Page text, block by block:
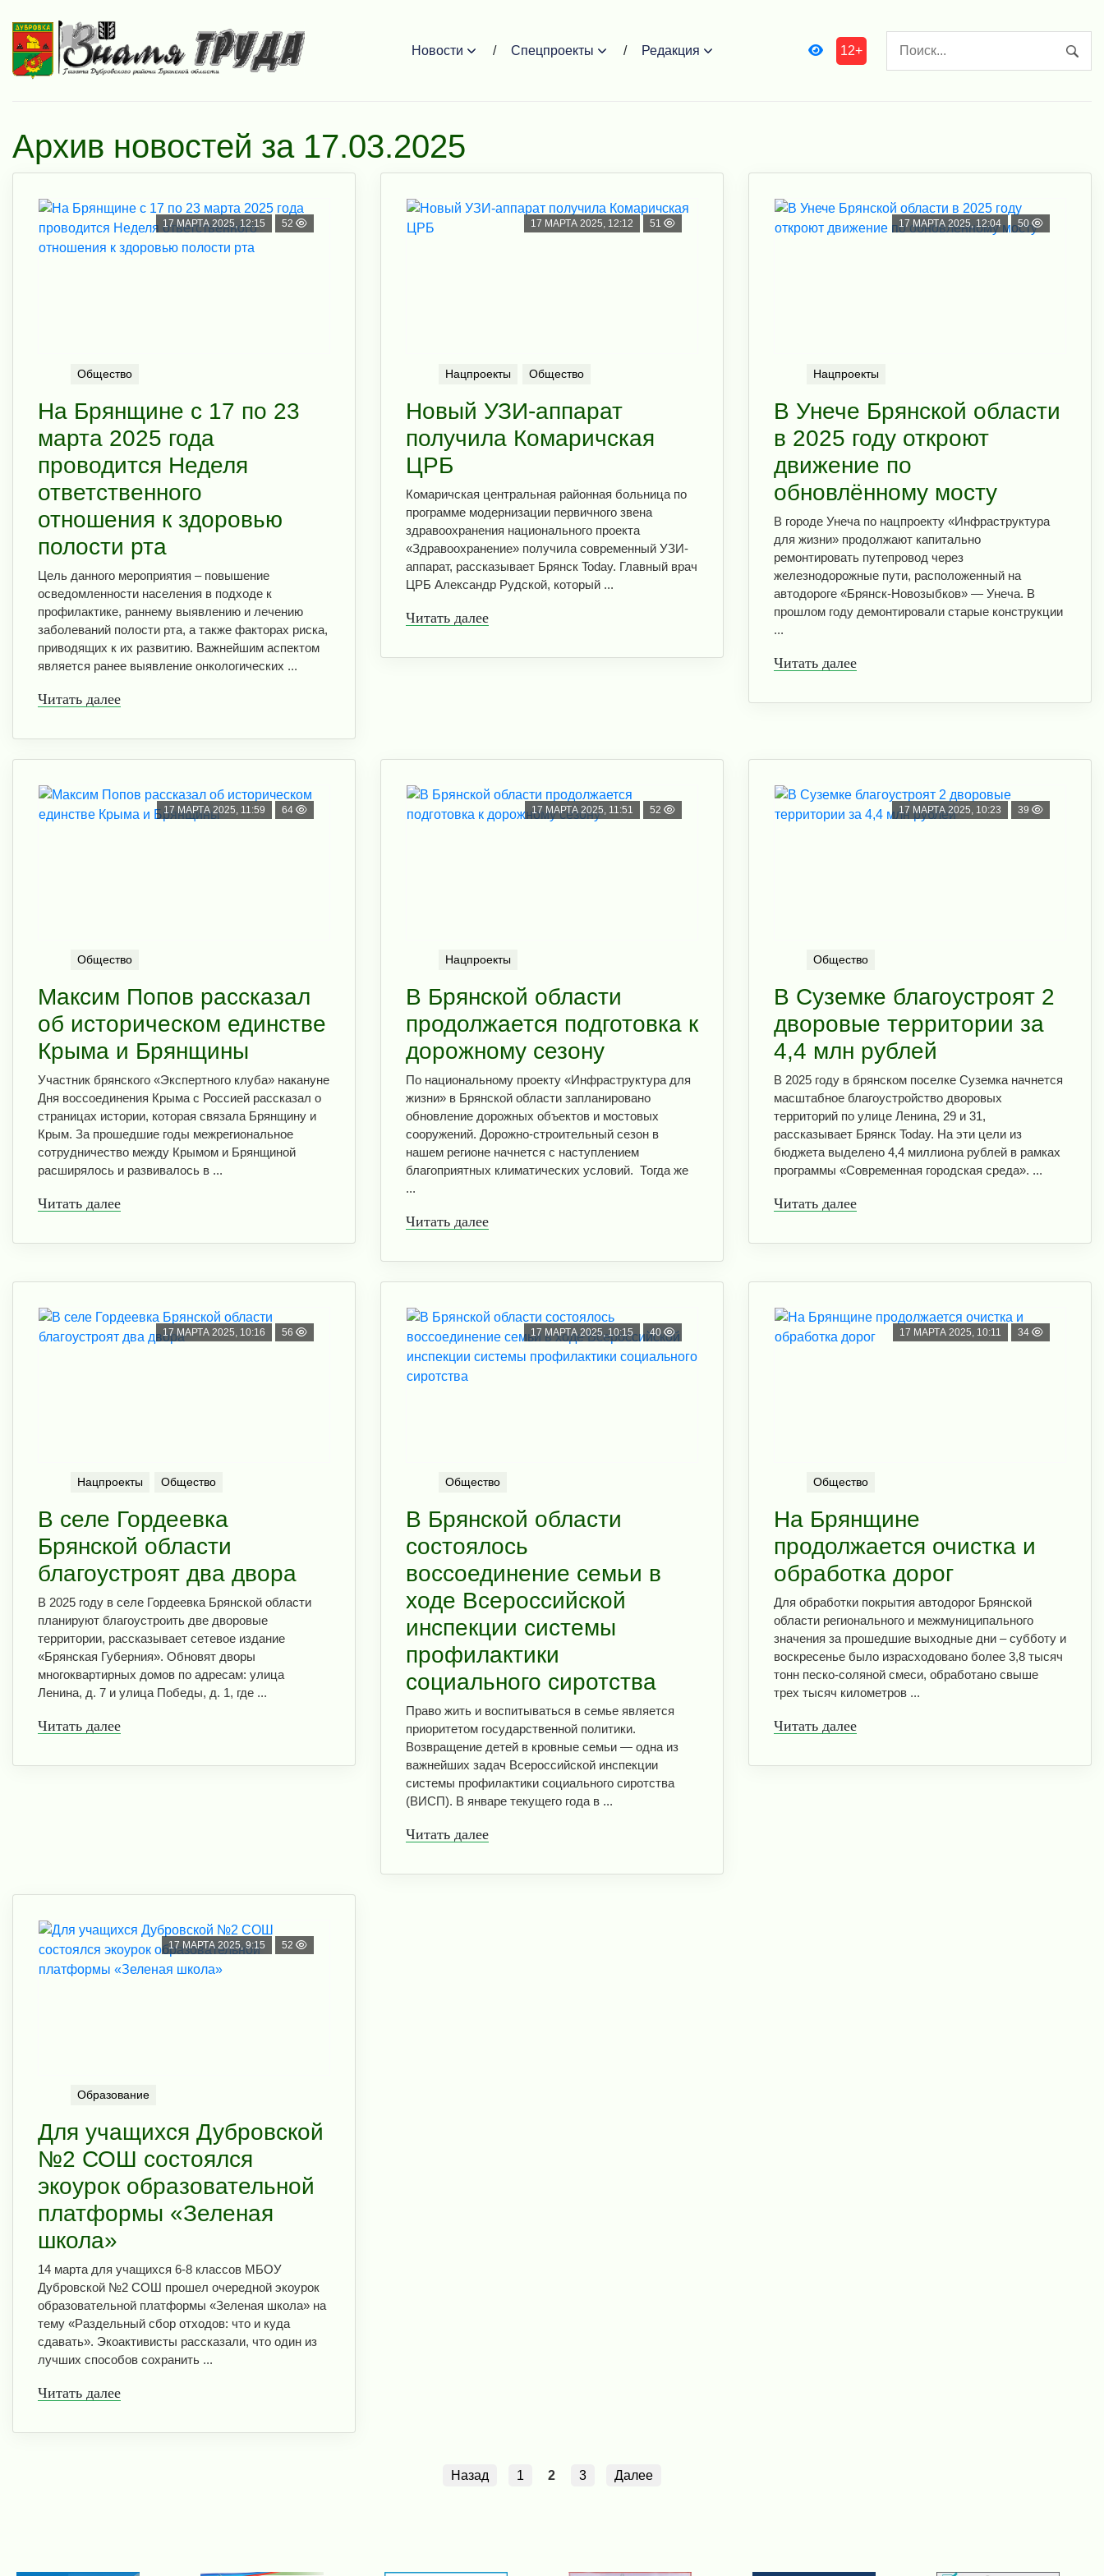
Новости Спецпроекты Редакция 12+
Архив новостей за 17.03.2025
17 МАРТА 2025, 12:15 52
Общество
На Брянщине с 17 по 23
марта 2025 года
проводится Неделя
ответственного
отношения к здоровью
полости рта
Цель данного мероприятия – повышение
осведомленности населения в подходе к
профилактике, раннему выявлению и лечению
заболеваний полости рта, а также факторах риска,
приводящих к их развитию. Важнейшим аспектом
является ранее выявление онкологических ...
Читать далее
17 МАРТА 2025, 12:12 51
Нацпроекты Общество
Новый УЗИ-аппарат
получила Комаричская
ЦРБ
Комаричская центральная районная больница по
программе модернизации первичного звена
здравоохранения национального проекта
«Здравоохранение» получила современный УЗИ-
аппарат, рассказывает Брянск Today. Главный врач
ЦРБ Александр Рудской, который ...
Читать далее
17 МАРТА 2025, 12:04 50
Нацпроекты
В Унече Брянской области
в 2025 году откроют
движение по
обновлённому мосту
В городе Унеча по нацпроекту «Инфраструктура
для жизни» продолжают капитально
ремонтировать путепровод через
железнодорожные пути, расположенный на
автодороге «Брянск-Новозыбков» — Унеча. В
прошлом году демонтировали старые конструкции
...
Читать далее
17 МАРТА 2025, 11:59 64
Общество
Максим Попов рассказал
об историческом единстве
Крыма и Брянщины
Участник брянского «Экспертного клуба» накануне
Дня воссоединения Крыма с Россией рассказал о
страницах истории, которая связала Брянщину и
Крым. За прошедшие годы межрегиональное
сотрудничество между Крымом и Брянщиной
расширялось и развивалось в ...
Читать далее
17 МАРТА 2025, 11:51 52
Нацпроекты
В Брянской области
продолжается подготовка к
дорожному сезону
По национальному проекту «Инфраструктура для
жизни» в Брянской области запланировано
обновление дорожных объектов и мостовых
сооружений. Дорожно-строительный сезон в
нашем регионе начнется с наступлением
благоприятных климатических условий. Тогда же
...
Читать далее
17 МАРТА 2025, 10:23 39
Общество
В Суземке благоустроят 2
дворовые территории за
4,4 млн рублей
В 2025 году в брянском поселке Суземка начнется
масштабное благоустройство дворовых
территорий по улице Ленина, 29 и 31,
рассказывает Брянск Today. На эти цели из
бюджета выделено 4,4 миллиона рублей в рамках
программы «Современная городская среда». ...
Читать далее
17 МАРТА 2025, 10:16 56
Нацпроекты Общество
В селе Гордеевка
Брянской области
благоустроят два двора
В 2025 году в селе Гордеевка Брянской области
планируют благоустроить две дворовые
территории, рассказывает сетевое издание
«Брянская Губерния». Обновят дворы
многоквартирных домов по адресам: улица
Ленина, д. 7 и улица Победы, д. 1, где ...
Читать далее
17 МАРТА 2025, 10:15 40
Общество
В Брянской области
состоялось
воссоединение семьи в
ходе Всероссийской
инспекции системы
профилактики
социального сиротства
Право жить и воспитываться в семье является
приоритетом государственной политики.
Возвращение детей в кровные семьи — одна из
важнейших задач Всероссийской инспекции
системы профилактики социального сиротства
(ВИСП). В январе текущего года в ...
Читать далее
17 МАРТА 2025, 10:11 34
Общество
На Брянщине
продолжается очистка и
обработка дорог
Для обработки покрытия автодорог Брянской
области регионального и межмуниципального
значения за прошедшие выходные дни – субботу и
воскресенье было израсходовано более 3,8 тысяч
тонн песко-соляной смеси, обработано свыше
трех тысяч километров ...
Читать далее
17 МАРТА 2025, 9:15 52
Образование
Для учащихся Дубровской
№2 СОШ состоялся
экоурок образовательной
платформы «Зеленая
школа»
14 марта для учащихся 6-8 классов МБОУ
Дубровской №2 СОШ прошел очередной экоурок
образовательной платформы «Зеленая школа» на
тему «Раздельный сбор отходов: что и куда
сдавать». Экоактивисты рассказали, что один из
лучших способов сохранить ...
Читать далее
Назад 1 2 3 Далее